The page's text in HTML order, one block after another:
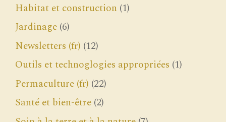
Habitat et construction (1)
Jardinage (6)
Newsletters (fr) (12)
Outils et technoglogies appropriées (1)
Permaculture (fr) (22)
Santé et bien-être (2)